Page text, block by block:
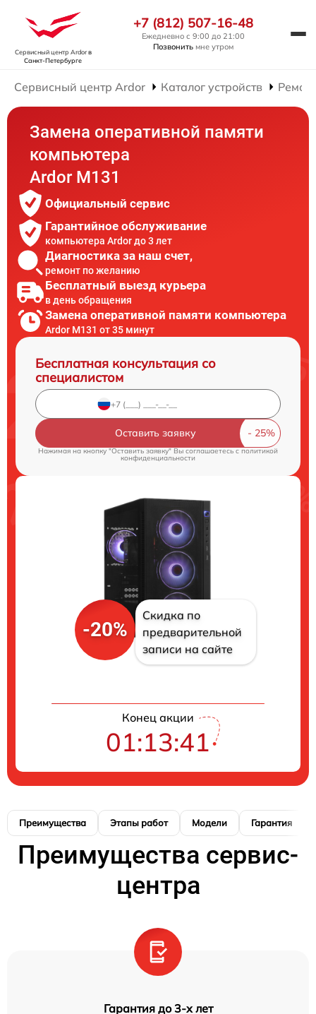
Сервисный центр Ardorв
Санкт-Петербурге
+7 (812) 507-16-48
Ежедневно с 9:00 до 21:00
Позвонить мне утром
Сервисный центр Ardor Каталог устройств
Замена оперативной памяти
компьютера
Ardor M131
Официальный сервис
Гарантийное обслуживание
компьютера Ardor до 3 лет
Диагностика за наш счет,
ремонт по желанию
Бесплатный выезд курьера
в день обращения
Замена оперативной памяти компьютера
Ardor M131 от 35 минут
Бесплатная консультация со
специалистом
Оставить заявку
Нажимая на кнопку "Оставить заявку" Вы соглашаетесь cполитикой
конфиденциальности
-20%
Скидка по
предварительной
записи на сайте
Конец акции
01:13:40
Преимущества Этапы работ Модели Гарантия
Преимущества сервис-
центра
Гарантия до 3-х лет